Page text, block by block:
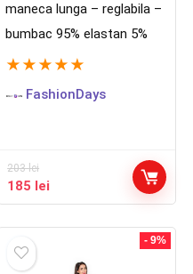
maneca lunga – reglabila –
bumbac 95% elastan 5%
★ ★ ★ ★ ★
FashionDays
203lei
Prețul
inițial
203 lei.
185 lei
curent
- 9%